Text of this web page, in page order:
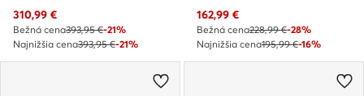
Aktuálna cena
310,99 €
Bežná cena393,95 €-21%
Najnižšia cena393,95 €-21%
Aktuálna cena
162,99 €
Bežná cena228,99 €-28%
Najnižšia cena195,99 €-16%